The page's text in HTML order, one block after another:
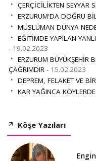
ÇERÇİCİLİKTEN SEYYAR
ERZURUM'DA DOĞRU
MÜSLÜMAN DÜNYA
EĞİTİMDE YAPILAN
- 19.02.2023
ERZURUM BÜYÜKŞEHİR
ÇAĞRIMDIR - 15.02.2023
DEPREM, FELAKET VE
KAR YAĞINCA
Köşe Yazıları